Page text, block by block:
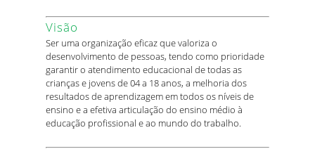
Visão
Ser uma organização eficaz que valoriza o
desenvolvimento de pessoas, tendo como prioridade
garantir o atendimento educacional de todas as
crianças e jovens de 04 a 18 anos, a melhoria dos
resultados de aprendizagem em todos os níveis de
ensino e a efetiva articulação do ensino médio à
educação profissional e ao mundo do trabalho.